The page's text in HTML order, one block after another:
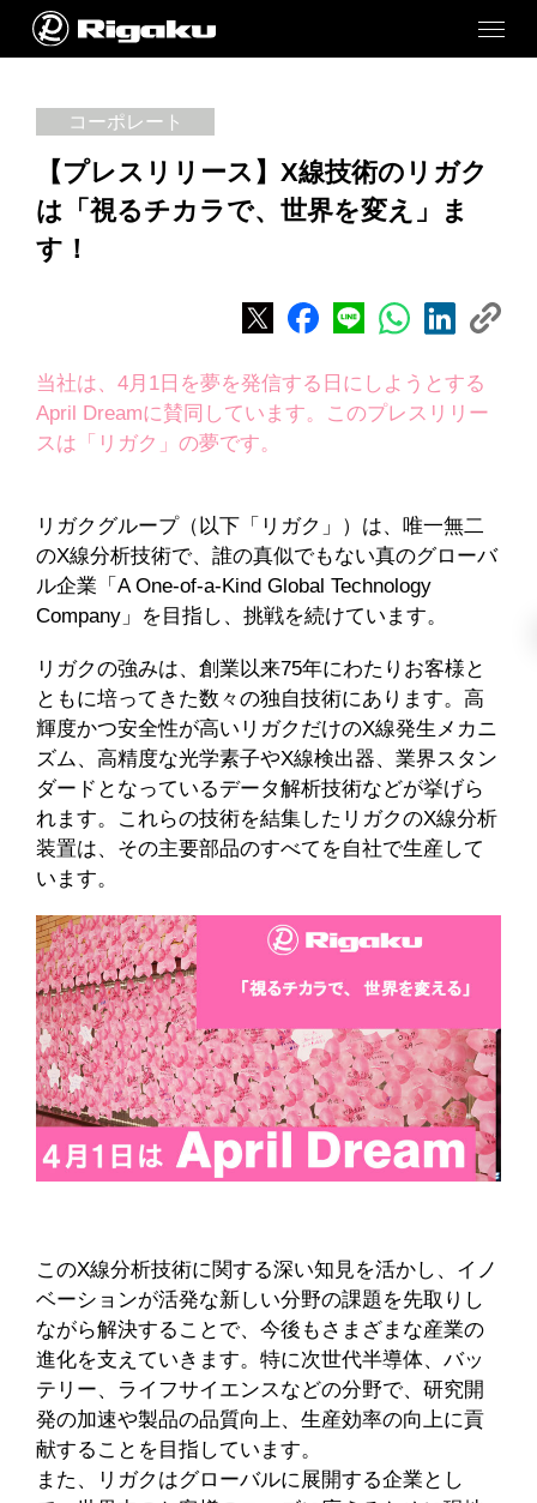
コーポレート
【プレスリリース】X線技術のリガク
は「視るチカラで、世界を変え」ま
す！
当社は、4月1日を夢を発信する日にしようとする
April Dreamに賛同しています。このプレスリリー
スは「リガク」の夢です。
リガクグループ（以下「リガク」）は、唯一無二
のX線分析技術で、誰の真似でもない真のグローバ
ル企業「A One-of-a-Kind Global Technology
Company」を目指し、挑戦を続けています。
リガクの強みは、創業以来75年にわたりお客様と
ともに培ってきた数々の独自技術にあります。高
輝度かつ安全性が高いリガクだけのX線発生メカニ
ズム、高精度な光学素子やX線検出器、業界スタン
ダードとなっているデータ解析技術などが挙げら
れます。これらの技術を結集したリガクのX線分析
装置は、その主要部品のすべてを自社で生産して
います。
このX線分析技術に関する深い知見を活かし、イノ
ベーションが活発な新しい分野の課題を先取りし
ながら解決することで、今後もさまざまな産業の
進化を支えていきます。特に次世代半導体、バッ
テリー、ライフサイエンスなどの分野で、研究開
発の加速や製品の品質向上、生産効率の向上に貢
献することを目指しています。
また、リガクはグローバルに展開する企業とし